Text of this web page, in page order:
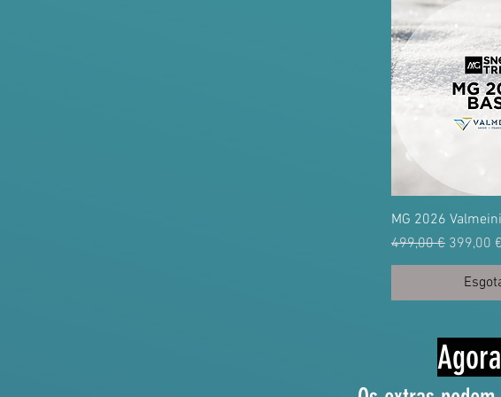
MG 2026
Preço normal
499,00 € Preço
399,00 €